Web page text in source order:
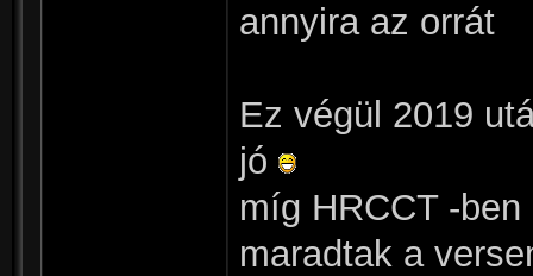
annyira az orrát
Ez végül 2019
jó
míg HRCCT -
maradtak a